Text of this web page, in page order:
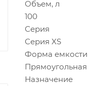
Объем, л
100
Серия
Серия XS
Форма емкости
Прямоугольная
Назначение